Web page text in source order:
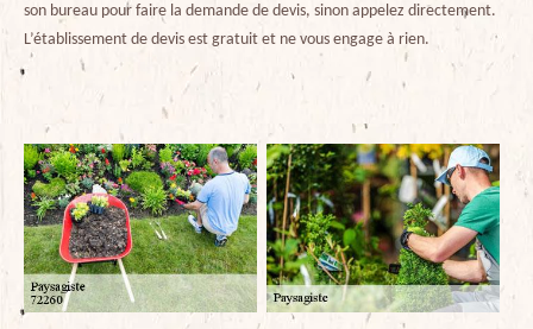
son bureau pour faire la demande de devis, sinon appelez directement.
L’établissement de devis est gratuit et ne vous engage à rien.